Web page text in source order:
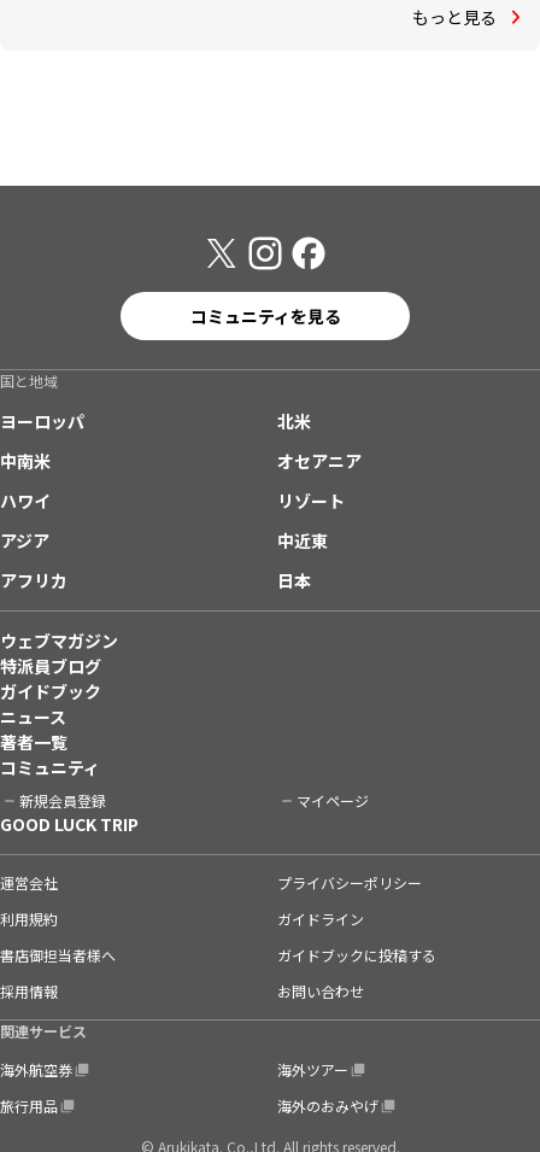
もっと見る
コミュニティを見る
国と地域
ヨーロッパ
北米
中南米
オセアニア
ハワイ
リゾート
アジア
中近東
アフリカ
日本
ウェブマガジン
特派員ブログ
ガイドブック
ニュース
著者一覧
コミュニティ
新規会員登録 マイページ
GOOD LUCK TRIP
運営会社
プライバシーポリシー
利用規約
ガイドライン
書店御担当者様へ
ガイドブックに投稿する
採用情報
お問い合わせ
関連サービス
海外航空券
海外ツアー
旅行用品
海外のおみやげ
© Arukikata. Co.,Ltd. All rights reserved.